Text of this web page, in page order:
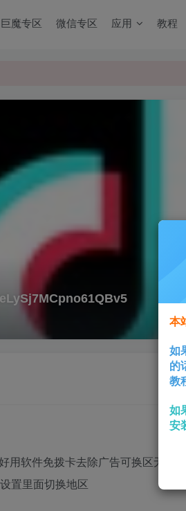
巨魔专区 微信专区 应用 教程
用软件免拨卡去除广告可换区无水
置里面切换地区
本
如
的
教
如
安